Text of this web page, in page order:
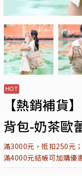
【熱銷補貨
背包-奶茶歐
滿3000元，抵扣250元
滿4000元結帳可加購優